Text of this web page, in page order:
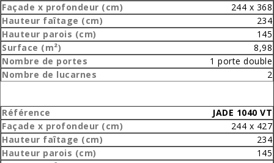
244 x 368
234
145
8,98
1 porte double
2
JADE 1040 VT
244 x 427
234
145